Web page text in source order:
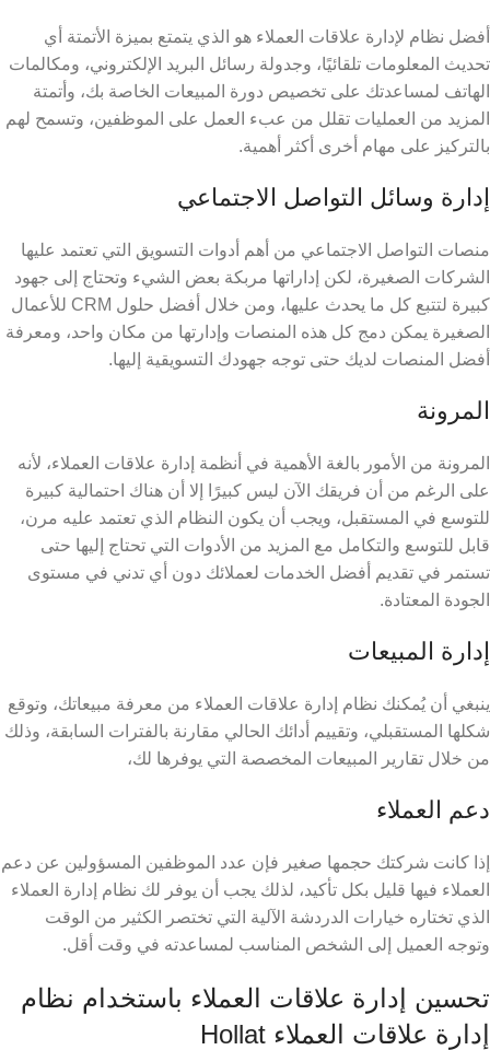
أفضل نظام لإدارة علاقات العملاء هو الذي يتمتع بميزة الأتمتة أي
تحديث المعلومات تلقائيًا، وجدولة رسائل البريد الإلكتروني، ومكالمات
الهاتف لمساعدتك على تخصيص دورة المبيعات الخاصة بك، وأتمتة
المزيد من العمليات تقلل من عبء العمل على الموظفين، وتسمح لهم
بالتركيز على مهام أخرى أكثر أهمية.
إدارة وسائل التواصل الاجتماعي
منصات التواصل الاجتماعي من أهم أدوات التسويق التي تعتمد عليها
الشركات الصغيرة، لكن إداراتها مربكة بعض الشيء وتحتاج إلى جهود
كبيرة لتتبع كل ما يحدث عليها، ومن خلال أفضل حلول CRM للأعمال
الصغيرة يمكن دمج كل هذه المنصات وإدارتها من مكان واحد، ومعرفة
أفضل المنصات لديك حتى توجه جهودك التسويقية إليها.
المرونة
المرونة من الأمور بالغة الأهمية في أنظمة إدارة علاقات العملاء، لأنه
على الرغم من أن فريقك الآن ليس كبيرًا إلا أن هناك احتمالية كبيرة
للتوسع في المستقبل، ويجب أن يكون النظام الذي تعتمد عليه مرن،
قابل للتوسع والتكامل مع المزيد من الأدوات التي تحتاج إليها حتى
تستمر في تقديم أفضل الخدمات لعملائك دون أي تدني في مستوى
الجودة المعتادة.
إدارة المبيعات
ينبغي أن يُمكنك نظام إدارة علاقات العملاء من معرفة مبيعاتك، وتوقع
شكلها المستقبلي، وتقييم أدائك الحالي مقارنة بالفترات السابقة، وذلك
من خلال تقارير المبيعات المخصصة التي يوفرها لك،
دعم العملاء
إذا كانت شركتك حجمها صغير فإن عدد الموظفين المسؤولين عن دعم
العملاء فيها قليل بكل تأكيد، لذلك يجب أن يوفر لك نظام إدارة العملاء
الذي تختاره خيارات الدردشة الآلية التي تختصر الكثير من الوقت
وتوجه العميل إلى الشخص المناسب لمساعدته في وقت أقل.
تحسين إدارة علاقات العملاء باستخدام نظام
إدارة علاقات العملاء Hollat